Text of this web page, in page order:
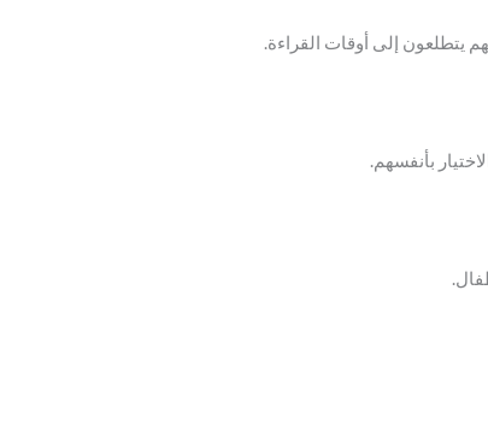
يتطلعون إلى أوقات القراءة.
بأنفسهم.